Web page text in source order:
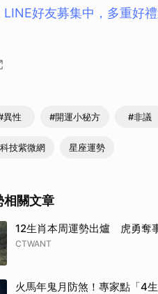
LINE好友募集中，多重好禮
異性 #開運小秘方 #非議
技紫微網 星座運勢
相關文章
12生肖本周運勢出爐 虎勇奪
CTWANT
火馬年鬼月防煞！專家點「4